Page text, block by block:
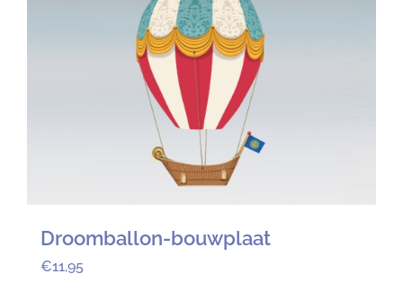
Droomballon-bouwplaat
€11,95